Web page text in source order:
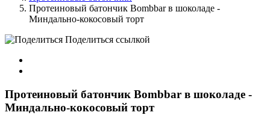
Протеиновый батончик Bombbar в шоколаде -
Миндально-кокосовый торт
Поделиться ссылкой
Протеиновый батончик Bombbar в шоколаде -
Миндально-кокосовый торт